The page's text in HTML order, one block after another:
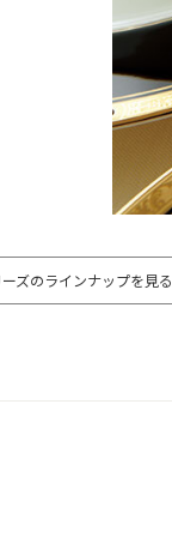
ズのラインナップを見る